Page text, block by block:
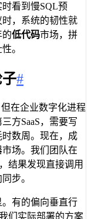
看到慢SQL预
，系统的韧性就
的低代码市场，拼
。
#
在企业数字化进程
方SaaS，需要写
数周。现在，成
场。我们团队在
结果发现直接调用
步。
有的偏向垂直行
们实际部署的方案